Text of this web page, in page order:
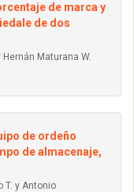
de marca y
de dos
Maturana W.
de ordeño
de almacenaje,
T. y Antonio